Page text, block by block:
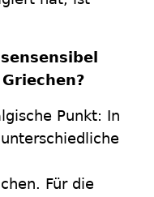
Punkt: In
Für die